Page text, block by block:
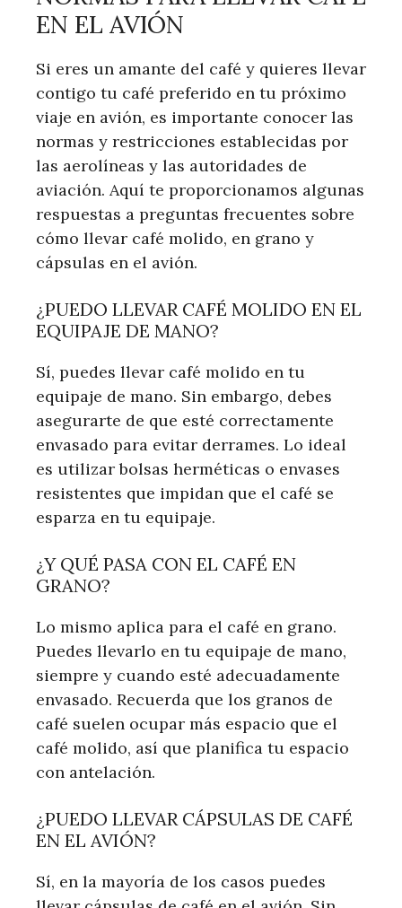
EN EL AVIÓN
Si eres un amante del café y quieres llevar
contigo tu café preferido en tu próximo
viaje en avión, es importante conocer las
normas y restricciones establecidas por
las aerolíneas y las autoridades de
aviación. Aquí te proporcionamos algunas
respuestas a preguntas frecuentes sobre
cómo llevar café molido, en grano y
cápsulas en el avión.
¿PUEDO LLEVAR CAFÉ MOLIDO EN EL
EQUIPAJE DE MANO?
Sí, puedes llevar café molido en tu
equipaje de mano. Sin embargo, debes
asegurarte de que esté correctamente
envasado para evitar derrames. Lo ideal
es utilizar bolsas herméticas o envases
resistentes que impidan que el café se
esparza en tu equipaje.
¿Y QUÉ PASA CON EL CAFÉ EN
GRANO?
Lo mismo aplica para el café en grano.
Puedes llevarlo en tu equipaje de mano,
siempre y cuando esté adecuadamente
envasado. Recuerda que los granos de
café suelen ocupar más espacio que el
café molido, así que planifica tu espacio
con antelación.
¿PUEDO LLEVAR CÁPSULAS DE CAFÉ
EN EL AVIÓN?
Sí, en la mayoría de los casos puedes